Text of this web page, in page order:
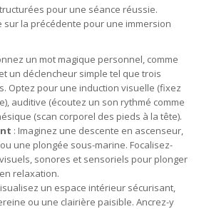
pour une séance réussie.
sur la précédente pour une immersion
un mot magique personnel, comme
un déclencheur simple tel que trois
Optez pour une induction visuelle (fixez
auditive (écoutez un son rythmé comme
(scan corporel des pieds à la tête).
: Imaginez une descente en ascenseur,
une plongée sous-marine. Focalisez-
sonores et sensoriels pour plonger
relaxation.
un espace intérieur sécurisant,
ou une clairière paisible. Ancrez-y